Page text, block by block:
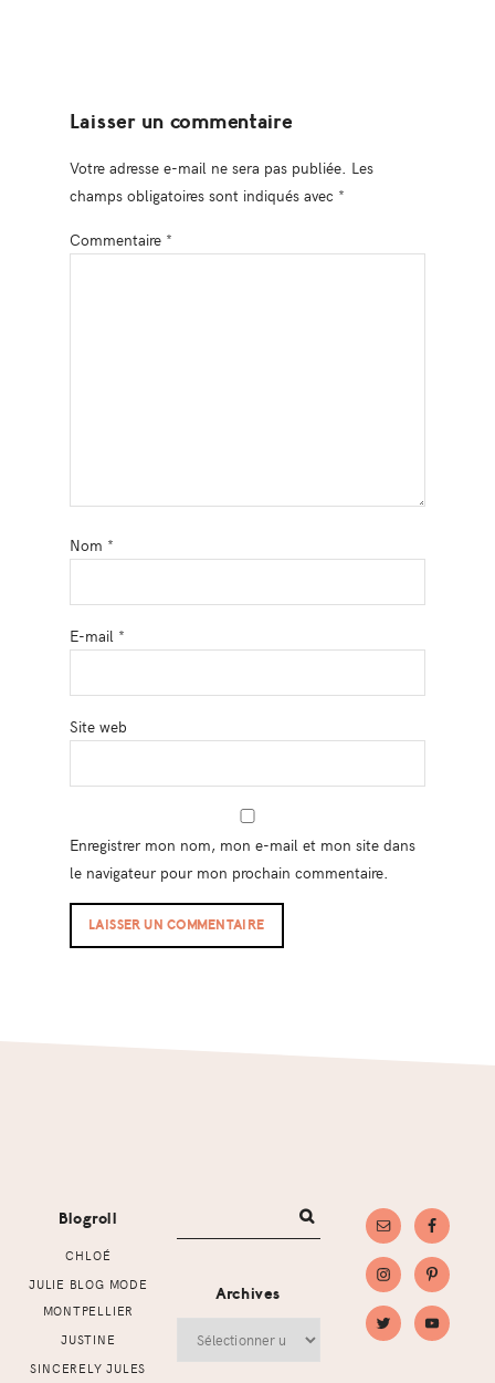
Laisser un commentaire
Votre adresse e-mail ne sera pas publiée. Les
champs obligatoires sont indiqués avec *
Commentaire *
Nom *
E-mail *
Site web
Enregistrer mon nom, mon e-mail et mon site dans
le navigateur pour mon prochain commentaire.
Blogroll
CHLOÉ
JULIE BLOG MODE
MONTPELLIER
JUSTINE
SINCERELY JULES
Archives